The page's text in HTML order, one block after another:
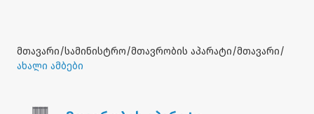
მთავარი/სამინისტრო/მთავრობის აპარატი/მთავარი/
ახალი ამბები